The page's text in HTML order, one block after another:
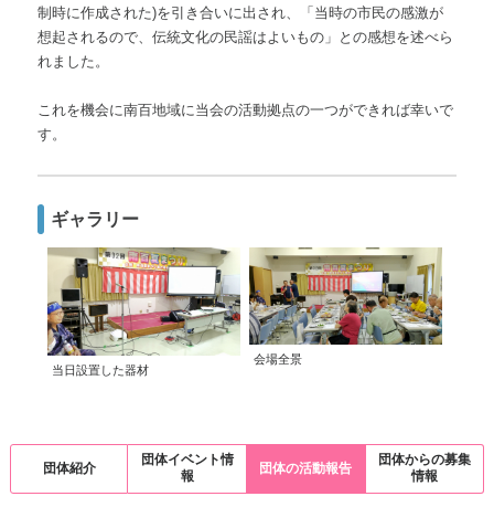
制時に作成された)を引き合いに出され、「当時の市民の感激が
想起されるので、伝統文化の民謡はよいもの」との感想を述べら
れました。
これを機会に南百地域に当会の活動拠点の一つができれば幸いで
す。
ギャラリー
当日設置した器材
会場全景
団体紹介
団体イベント情
報
団体の活動報告
団体からの募集
情報